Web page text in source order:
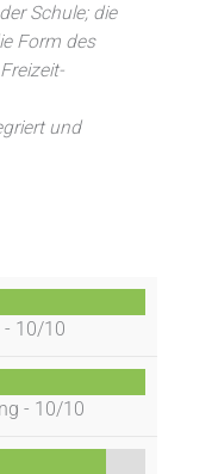
Schule; die
Form des
und
- 10/10
- 10/10